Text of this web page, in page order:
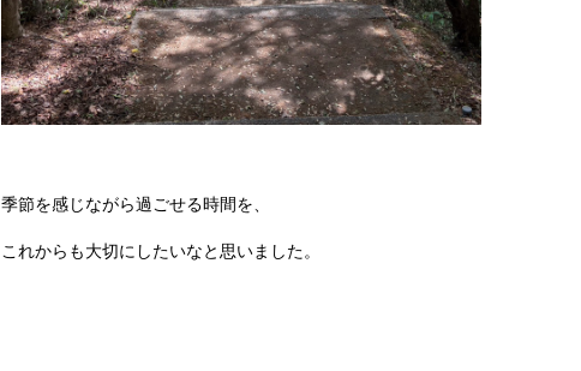
季節を感じながら過ごせる時間を、
これからも大切にしたいなと思いました。